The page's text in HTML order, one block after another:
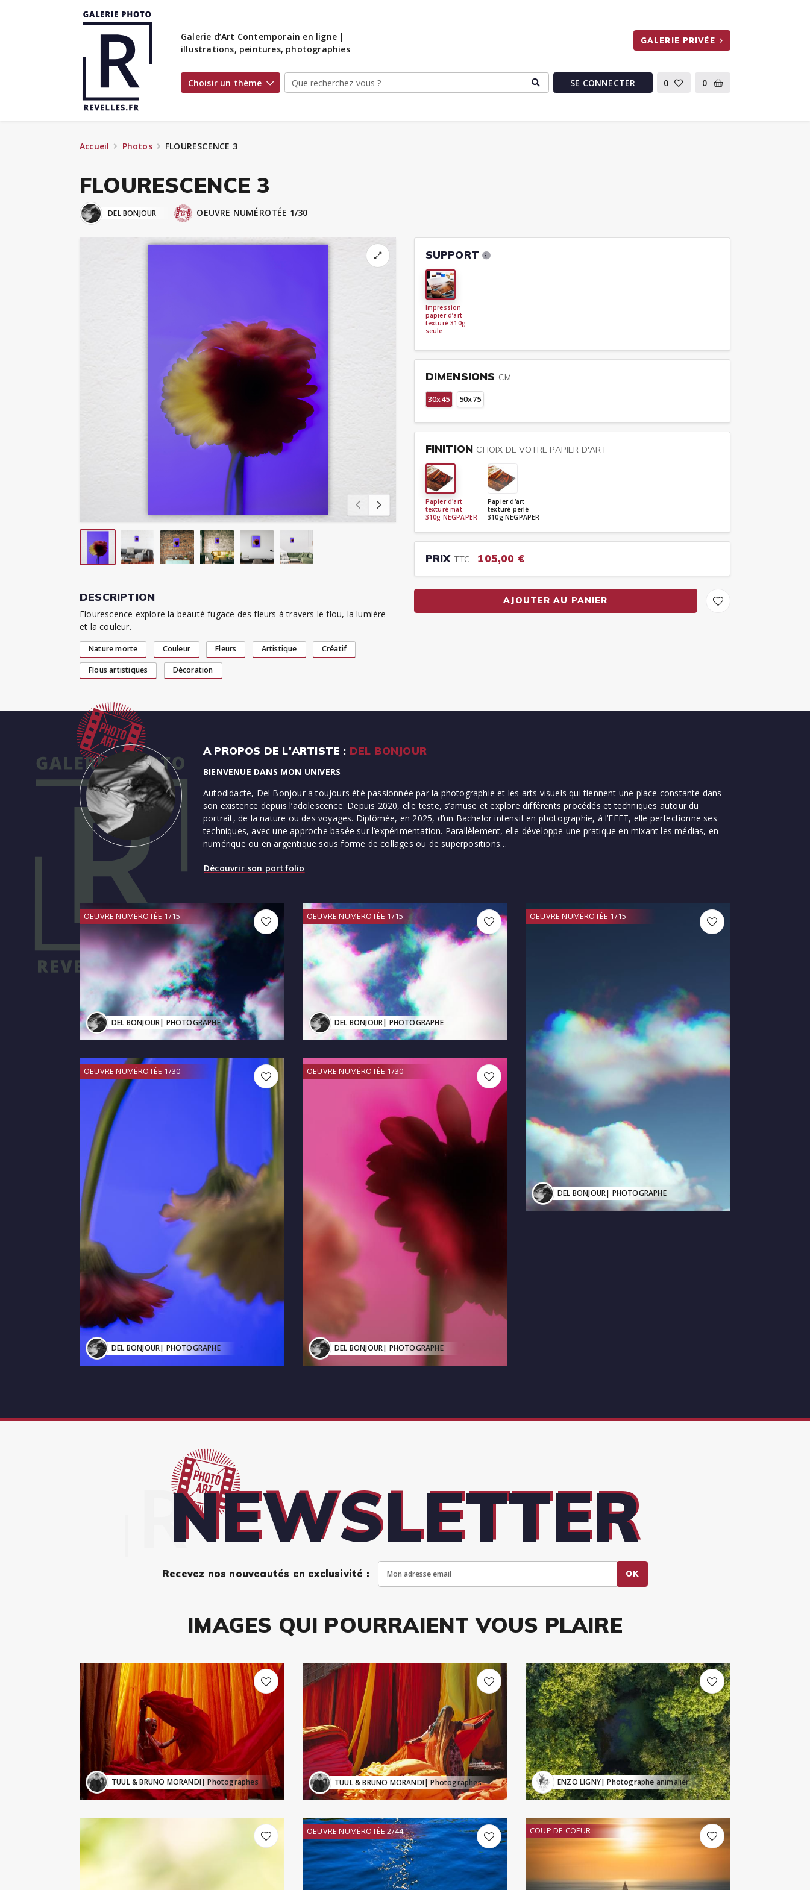
Galerie d’Art Contemporain en ligne |
illustrations, peintures, photographies
GALERIE PRIVÉE
Choisir un thème SE CONNECTER 0 0
Accueil Photos FLOURESCENCE 3
FLOURESCENCE 3
DEL BONJOUR OEUVRE NUMÉROTÉE 1/30
DESCRIPTION
Flourescence explore la beauté fugace des fleurs à travers le flou, la lumière
et la couleur.
Nature morte Couleur Fleurs Artistique Créatif
Flous artistiques Décoration
SUPPORT
Impression
papier d’art
texturé 310g
seule
DIMENSIONS CM
30x45 50x75
FINITION CHOIX DE VOTRE PAPIER D'ART
Papier d'art
texturé mat
310g NEGPAPER
Papier d'art
texturé perlé
310g NEGPAPER
PRIX TTC 105,00 €
AJOUTER AU PANIER
A PROPOS DE L'ARTISTE : DEL BONJOUR
BIENVENUE DANS MON UNIVERS
Autodidacte, Del Bonjour a toujours été passionnée par la photographie et les arts visuels qui tiennent une place constante dans
son existence depuis l’adolescence. Depuis 2020, elle teste, s’amuse et explore différents procédés et techniques autour du
portrait, de la nature ou des voyages. Diplômée, en 2025, d’un Bachelor intensif en photographie, à l’EFET, elle perfectionne ses
techniques, avec une approche basée sur l’expérimentation. Parallèlement, elle développe une pratique en mixant les médias, en
numérique ou en argentique sous forme de collages ou de superpositions…
Découvrir son portfolio
OEUVRE NUMÉROTÉE 1/15
DEL BONJOUR| PHOTOGRAPHE
OEUVRE NUMÉROTÉE 1/30
DEL BONJOUR| PHOTOGRAPHE
OEUVRE NUMÉROTÉE 1/15
DEL BONJOUR| PHOTOGRAPHE
OEUVRE NUMÉROTÉE 1/30
DEL BONJOUR| PHOTOGRAPHE
OEUVRE NUMÉROTÉE 1/15
DEL BONJOUR| PHOTOGRAPHE
NEWSLETTER
Recevez nos nouveautés en exclusivité : OK
IMAGES QUI POURRAIENT VOUS PLAIRE
TUUL & BRUNO MORANDI| Photographes TUUL & BRUNO MORANDI| Photographes
OEUVRE NUMÉROTÉE 2/44
ENZO LIGNY| Photographe animalier
COUP DE COEUR